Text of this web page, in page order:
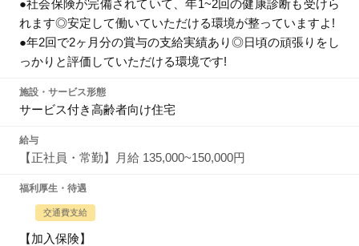
●社会保険が完備されていて、年1~2回の健康診断も受けら
れます◎安定して働いていただける環境が整っていますよ!
●年2回で2ヶ月分の賞与の支給実績あり◎日頃の頑張りをし
っかりと評価していただける環境です!
施設・サービス形態
サービス付き高齢者向け住宅
給与
【正社員・常勤】月給 135,000~150,000円
福利厚生・待遇
交通費支給
【加入保険】